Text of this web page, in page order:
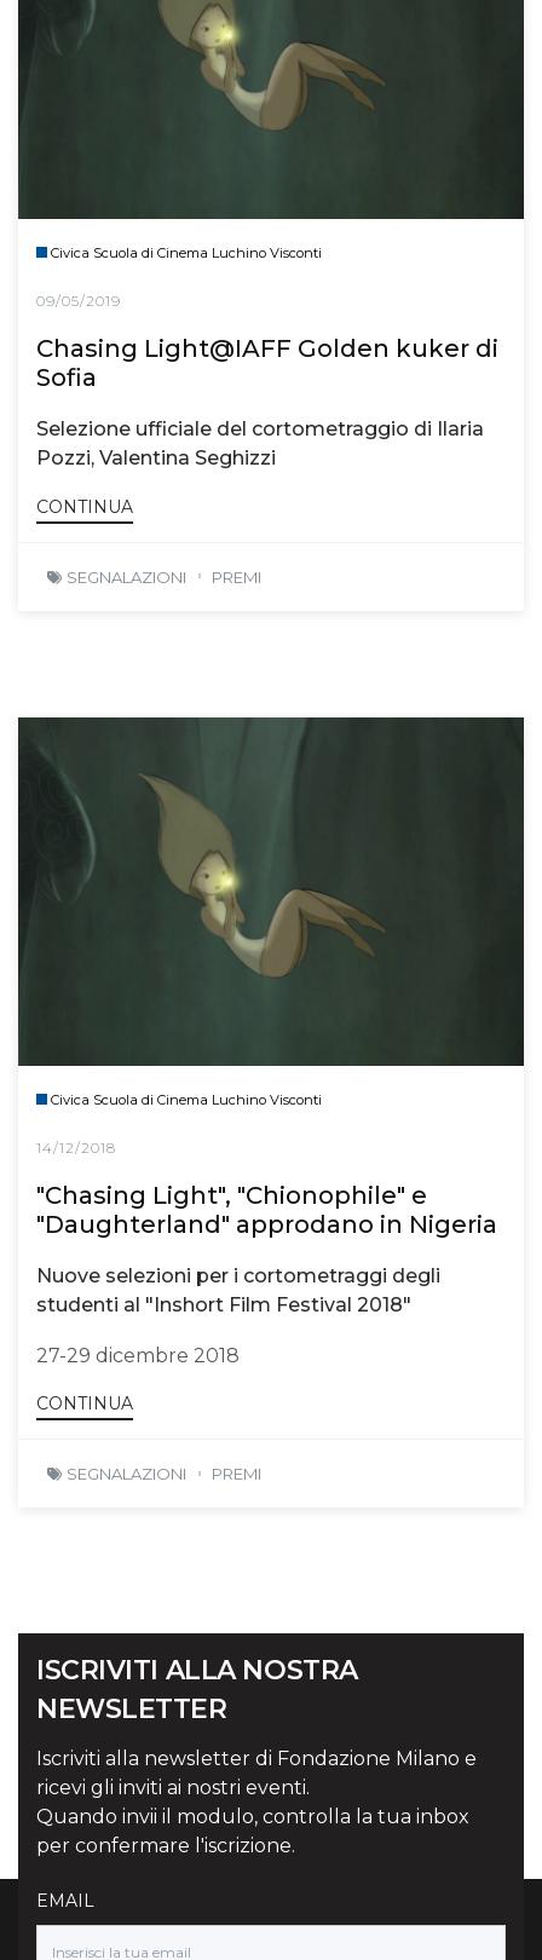
Civica Scuola di Cinema Luchino Visconti
09/05/2019
Chasing Light@IAFF Golden kuker di
Sofia
Selezione ufficiale del cortometraggio di Ilaria
Pozzi, Valentina Seghizzi
CONTINUA
SEGNALAZIONI PREMI
Civica Scuola di Cinema Luchino Visconti
14/12/2018
"Chasing Light", "Chionophile" e
"Daughterland" approdano in Nigeria
Nuove selezioni per i cortometraggi degli
studenti al "Inshort Film Festival 2018"
27-29 dicembre 2018
CONTINUA
SEGNALAZIONI PREMI
ISCRIVITI ALLA NOSTRA
NEWSLETTER
Iscriviti alla newsletter di Fondazione Milano e
ricevi gli inviti ai nostri eventi.
Quando invii il modulo, controlla la tua inbox
per confermare l'iscrizione.
EMAIL